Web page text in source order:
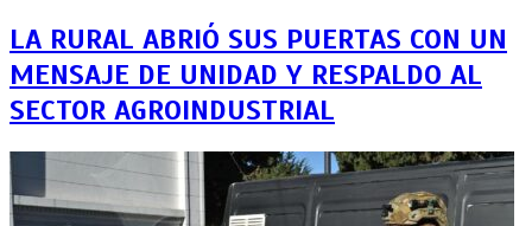
LA RURAL ABRIÓ SUS PUERTAS CON UN
MENSAJE DE UNIDAD Y RESPALDO AL
SECTOR AGROINDUSTRIAL